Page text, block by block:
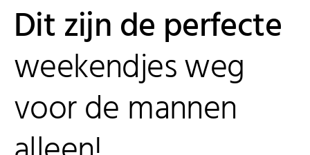
Dit zijn de perfecte
weekendjes weg
voor de mannen